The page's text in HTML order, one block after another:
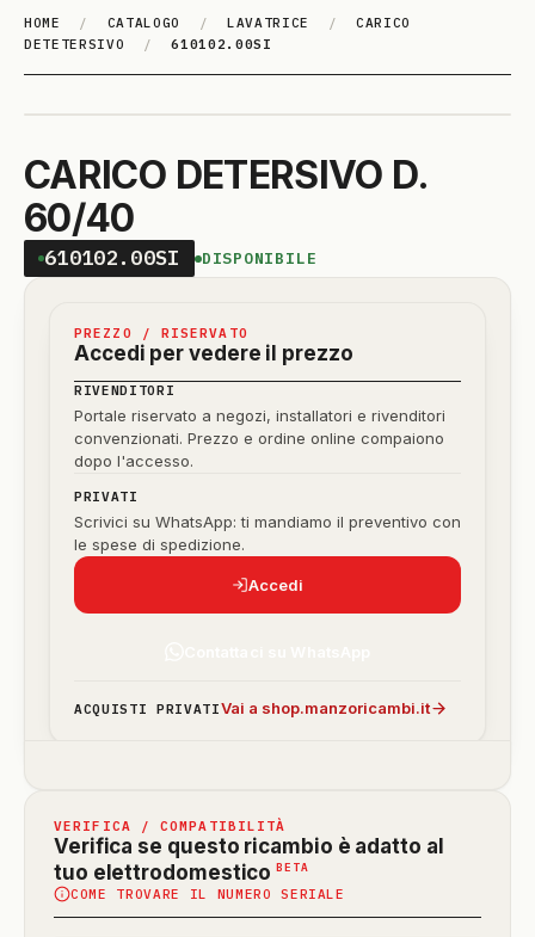
HOME / CATALOGO / LAVATRICE /
CARICO
DETETERSIVO
/ 610102.00SI
CARICO DETERSIVO D.
60/40
610102.00SI DISPONIBILE
PREZZO / RISERVATO
Accedi per vedere il prezzo
RIVENDITORI
Portale riservato a negozi, installatori e rivenditori
convenzionati. Prezzo e ordine online compaiono
dopo l'accesso.
PRIVATI
Scrivici su WhatsApp: ti mandiamo il preventivo con
le spese di spedizione.
Accedi
ACQUISTI PRIVATIVai a shop.manzoricambi.it
VERIFICA / COMPATIBILITÀ
Verifica se questo ricambio è adatto al
tuo elettrodomestico BETA
in
beta)
COME TROVARE IL NUMERO SERIALE